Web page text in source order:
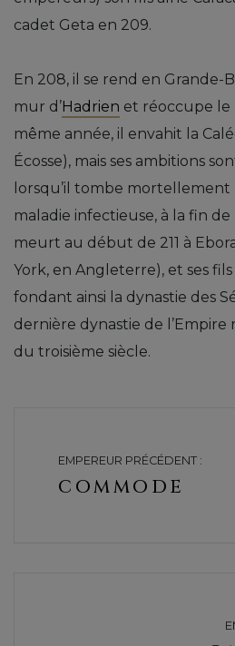
cadet Geta en 209.
En 208, il se rend en Grande-
mur d’Hadrien et réoccupe le
même année, il envahit la
Écosse), mais ses ambitions
lorsqu’il tombe mortellement
maladie infectieuse, à la fin de
meurt au début de 211 à
York, en Angleterre), et ses
fondant ainsi la dynastie des
dernière dynastie de l’Empire
du troisième siècle.
EMPEREUR PRÉCÉDENT :
COMMODE